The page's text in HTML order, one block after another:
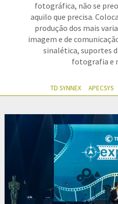
fotográfica, não se
aquilo que precisa.
produção dos mais
imagem e de
sinalética, suportes
fotografia e
TD SYNNEX APECSYS